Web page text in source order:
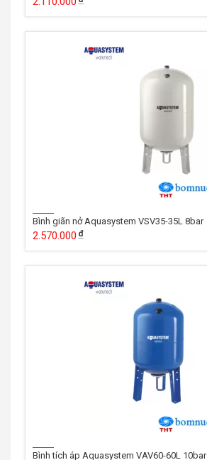
Bình giãn nở Aquasystem VSV35-35L 8bar
2.570.000
Bình tích áp Aquasystem VAV60-60L 10bar